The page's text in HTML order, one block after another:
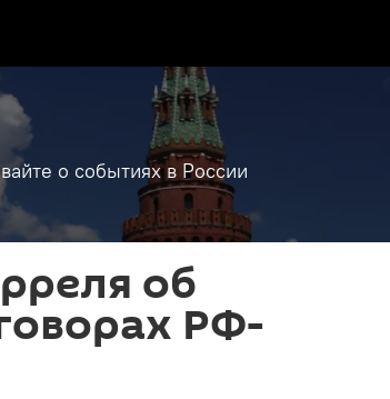
о событиях в России
об
РФ-